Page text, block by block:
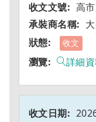
高
收文
詳細